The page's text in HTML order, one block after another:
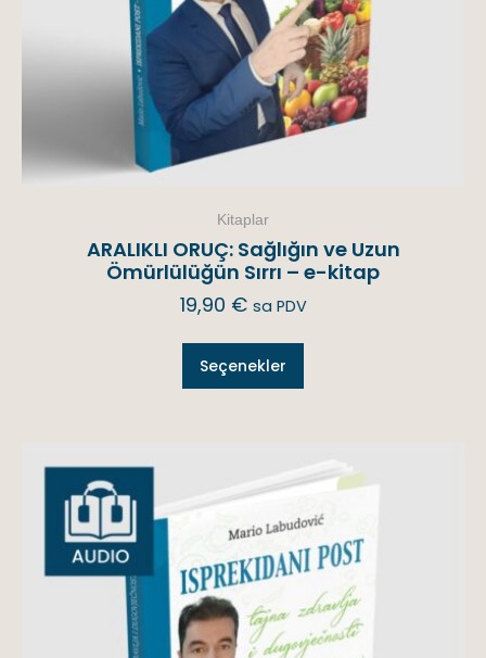
Kitaplar
ARALIKLI ORUÇ: Sağlığın ve Uzun
Ömürlülüğün Sırrı – e-kitap
19,90 € sa PDV
Seçenekler